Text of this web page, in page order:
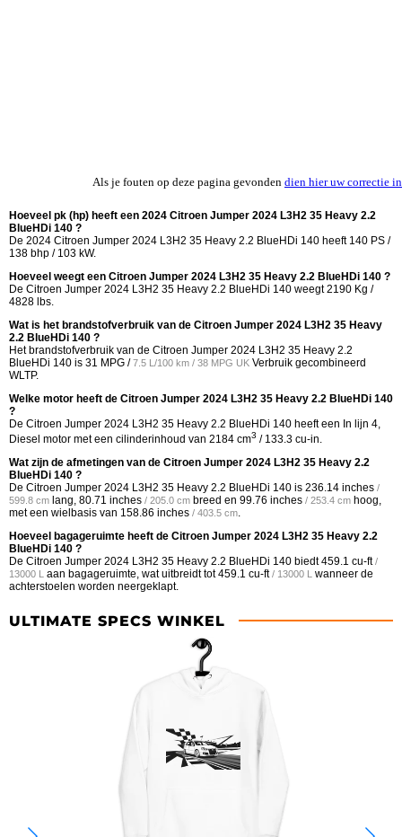
Als je fouten op deze pagina gevonden dien hier uw correctie in
Hoeveel pk (hp) heeft een 2024 Citroen Jumper 2024 L3H2 35 Heavy 2.2
BlueHDi 140 ?
De 2024 Citroen Jumper 2024 L3H2 35 Heavy 2.2 BlueHDi 140 heeft 140 PS /
138 bhp / 103 kW.
Hoeveel weegt een Citroen Jumper 2024 L3H2 35 Heavy 2.2 BlueHDi 140 ?
De Citroen Jumper 2024 L3H2 35 Heavy 2.2 BlueHDi 140 weegt 2190 Kg /
4828 lbs.
Wat is het brandstofverbruik van de Citroen Jumper 2024 L3H2 35 Heavy
2.2 BlueHDi 140 ?
Het brandstofverbruik van de Citroen Jumper 2024 L3H2 35 Heavy 2.2
BlueHDi 140 is 31 MPG /7.5 L/100 km / 38 MPG UK Verbruik gecombineerd
WLTP.
Welke motor heeft de Citroen Jumper 2024 L3H2 35 Heavy 2.2 BlueHDi 140
?
De Citroen Jumper 2024 L3H2 35 Heavy 2.2 BlueHDi 140 heeft een In lijn 4,
Diesel motor met een cilinderinhoud van 2184 cm3 / 133.3 cu-in.
Wat zijn de afmetingen van de Citroen Jumper 2024 L3H2 35 Heavy 2.2
BlueHDi 140 ?
De Citroen Jumper 2024 L3H2 35 Heavy 2.2 BlueHDi 140 is 236.14 inches /
599.8 cm lang, 80.71 inches / 205.0 cm breed en 99.76 inches / 253.4 cm hoog,
met een wielbasis van 158.86 inches / 403.5 cm
Hoeveel bagageruimte heeft de Citroen Jumper 2024 L3H2 35 Heavy 2.2
BlueHDi 140 ?
De Citroen Jumper 2024 L3H2 35 Heavy 2.2 BlueHDi 140 biedt459.1 cu-ft /
13000 L aan bagageruimte, wat uitbreidt tot459.1 cu-ft / 13000 L wanneer de
achterstoelen worden neergeklapt.
ULTIMATE SPECS WINKEL